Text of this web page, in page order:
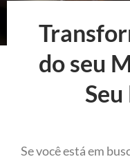
do seu
Se você está em